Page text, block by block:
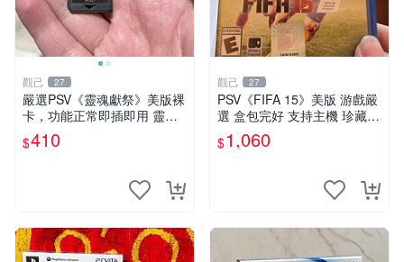
觀己 27
嚴選PSV《靈魂獻祭》美版裸
卡，功能正常即插即用 靈魂
獻祭 PSV 卡帶 主機兼容
$410
觀己 27
PSV《FIFA 15》美版 游戲嚴
選 盒包完好 支持主機 珍藏推
薦 同城發貨 EA Sports 經典
游戲 PSV 主機適配 喜歡勿擾
$1,060